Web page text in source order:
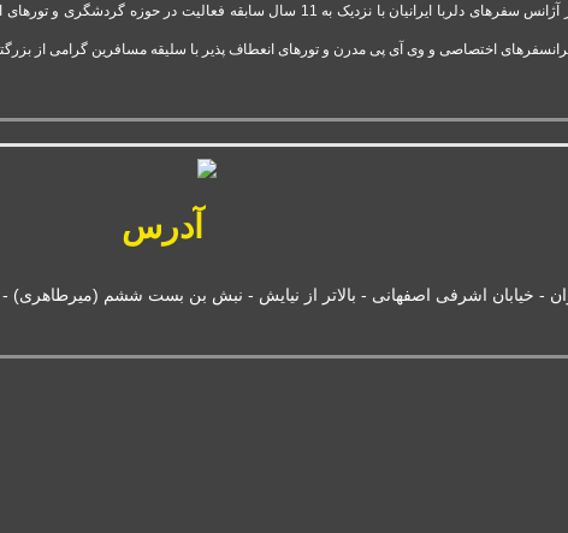
شرکت تور وی آی پی استارتاپ موفق و فعال قدرت گرفته از آژانس سفرهای دلربا
اختصاصی و وی آی پی مدرن و تورهای انعطاف پذیر با سلیقه مسافرین گرامی از
آدرس
- خیابان اشرفی اصفهانی - بالاتر از نیایش - نبش بن بست ششم (میرطاهری) -